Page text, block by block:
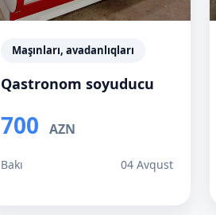
Maşınları, avadanlıqları
Qastronom soyuducu
700 AZN
Bakı 04 Avqust